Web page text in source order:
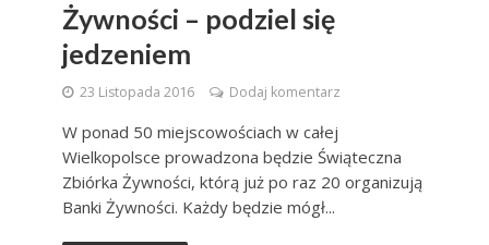
Żywności – podziel się
jedzeniem
23 Listopada 2016 Dodaj komentarz
W ponad 50 miejscowościach w całej
Wielkopolsce prowadzona będzie Świąteczna
Zbiórka Żywności, którą już po raz 20 organizują
Banki Żywności. Każdy będzie mógł...